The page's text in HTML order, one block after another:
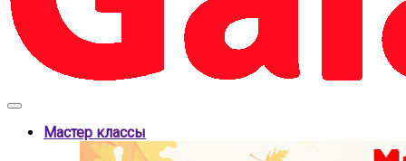
Мастер классы